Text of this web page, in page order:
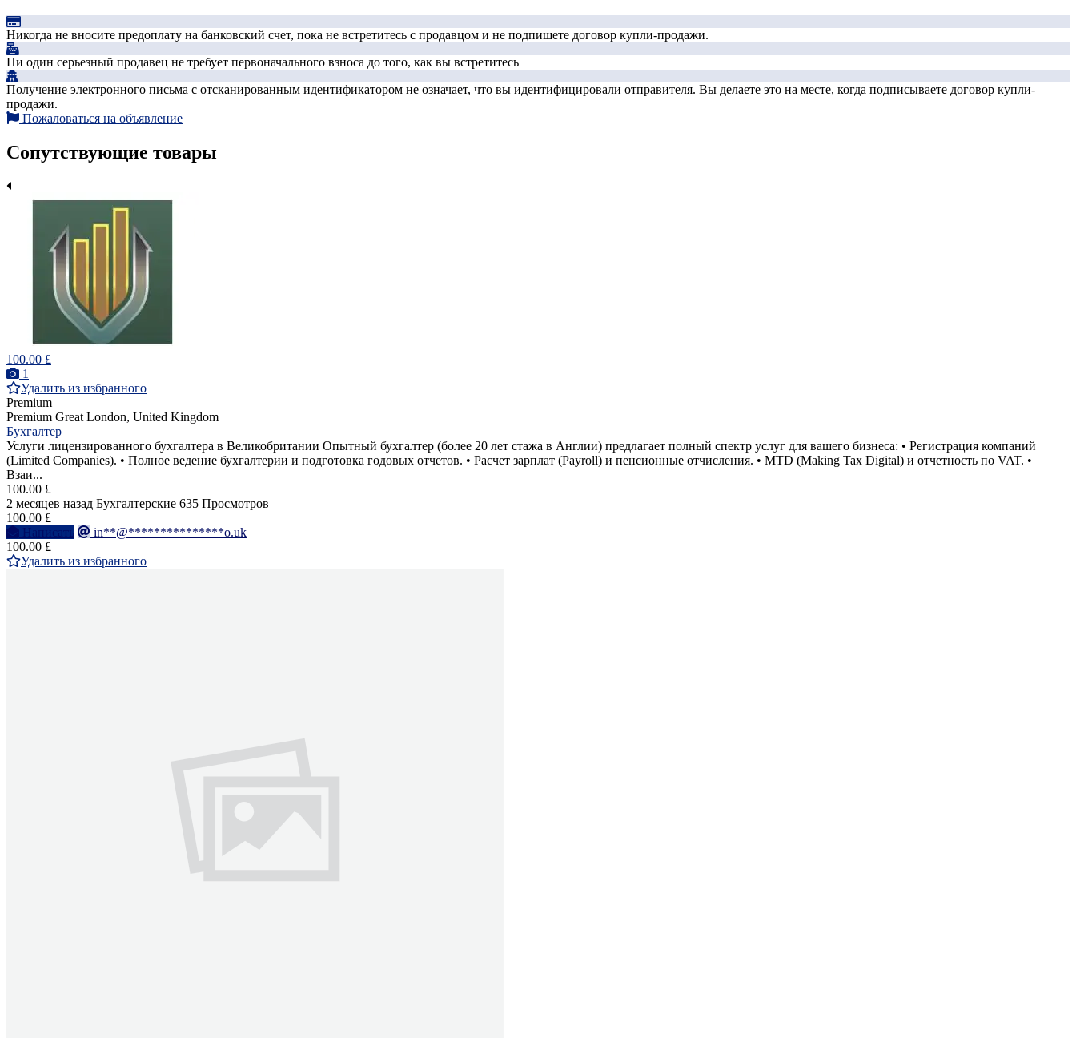
Никогда не вносите предоплату на банковский счет, пока не встретитесь с продавцом и не подпишете договор купли-продажи.
Ни один серьезный продавец не требует первоначального взноса до того, как вы встретитесь
Получение электронного письма с отсканированным идентификатором не означает, что вы идентифицировали отправителя. Вы делаете это на месте, когда подписываете договор купли-
продажи.
Пожаловаться на объявление
Сопутствующие товары
100.00 £
1
Удалить из избранного
Premium
Premium Great London, United Kingdom
Бухгалтер
Услуги лицензированного бухгалтера в Великобритании Опытный бухгалтер (более 20 лет стажа в Англии) предлагает полный спектр услуг для вашего бизнеса: • Регистрация компаний
(Limited Companies). • Полное ведение бухгалтерии и подготовка годовых отчетов. • Расчет зарплат (Payroll) и пенсионные отчисления. • MTD (Making Tax Digital) и отчетность по VAT. •
Взаи...
100.00 £
2 месяцев назад Бухгалтерские 635 Просмотров
100.00 £
Написать
in**@***************o.uk
100.00 £
Удалить из избранного